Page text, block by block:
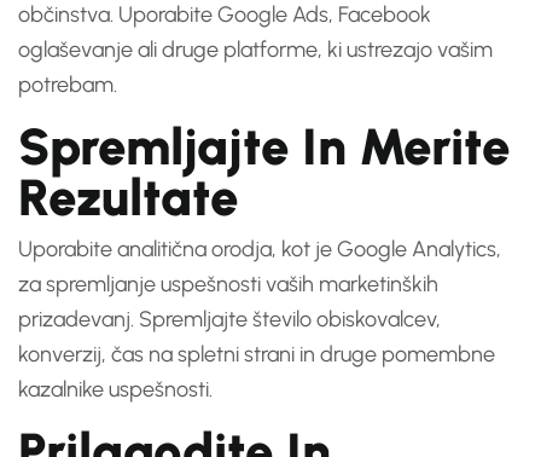
občinstva. Uporabite Google Ads, Facebook
oglaševanje ali druge platforme, ki ustrezajo vašim
potrebam.
Spremljajte In Merite
Rezultate
Uporabite analitična orodja, kot je Google Analytics,
za spremljanje uspešnosti vaših marketinških
prizadevanj. Spremljajte število obiskovalcev,
konverzij, čas na spletni strani in druge pomembne
kazalnike uspešnosti.